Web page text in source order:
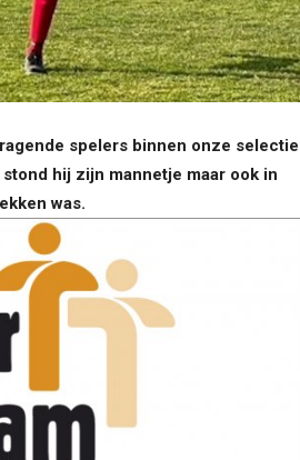
spelers binnen onze selectie
hij zijn mannetje maar ook in
was.